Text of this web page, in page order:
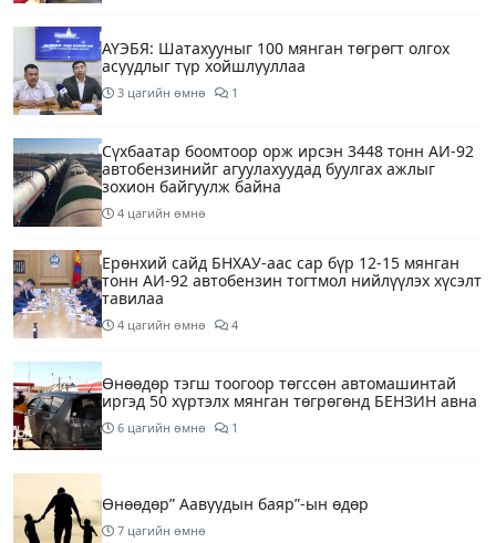
АҮЭБЯ: Шатахууныг 100 мянган төгрөгт олгох
асуудлыг түр хойшлууллаа
3 цагийн өмнө 1
Сүхбаатар боомтоор орж ирсэн 3448 тонн АИ-92
автобензинийг агуулахуудад буулгах ажлыг
зохион байгуулж байна
4 цагийн өмнө
Ерөнхий сайд БНХАУ-аас сар бүр 12-15 мянган
тонн АИ-92 автобензин тогтмол нийлүүлэх хүсэлт
тавилаа
4 цагийн өмнө 4
Өнөөдөр тэгш тоогоор төгссөн автомашинтай
иргэд 50 хүртэлх мянган төгрөгөнд БЕНЗИН авна
6 цагийн өмнө 1
Өнөөдөр” Аавуудын баяр”-ын өдөр
7 цагийн өмнө